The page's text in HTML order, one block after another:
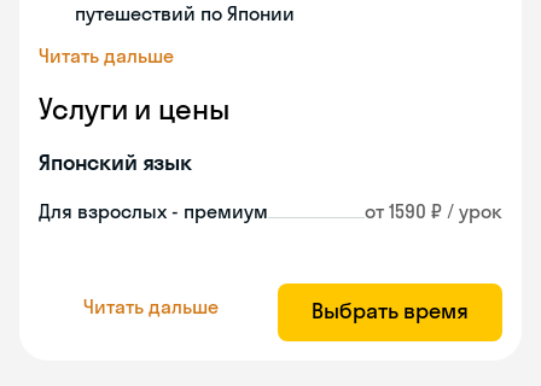
путешествий по Японии
Читать дальше
Услуги и цены
Японский язык
Для взрослых - премиум от 1590 ₽ / урок
Читать дальше Выбрать время